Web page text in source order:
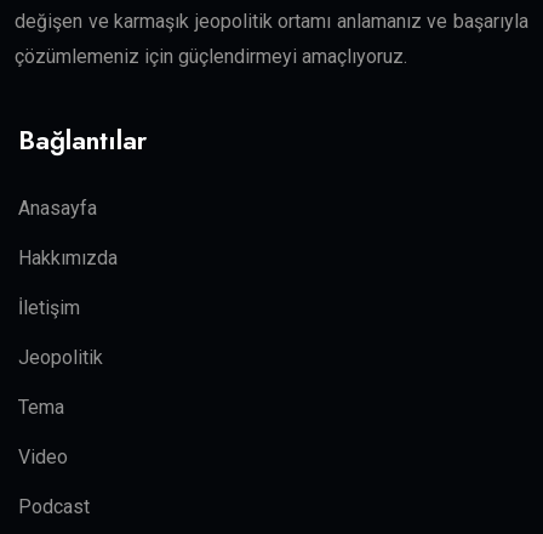
değişen ve karmaşık jeopolitik ortamı anlamanız ve başarıyla
çözümlemeniz için güçlendirmeyi amaçlıyoruz.
Bağlantılar
Anasayfa
Hakkımızda
İletişim
Jeopolitik
Tema
Video
Podcast